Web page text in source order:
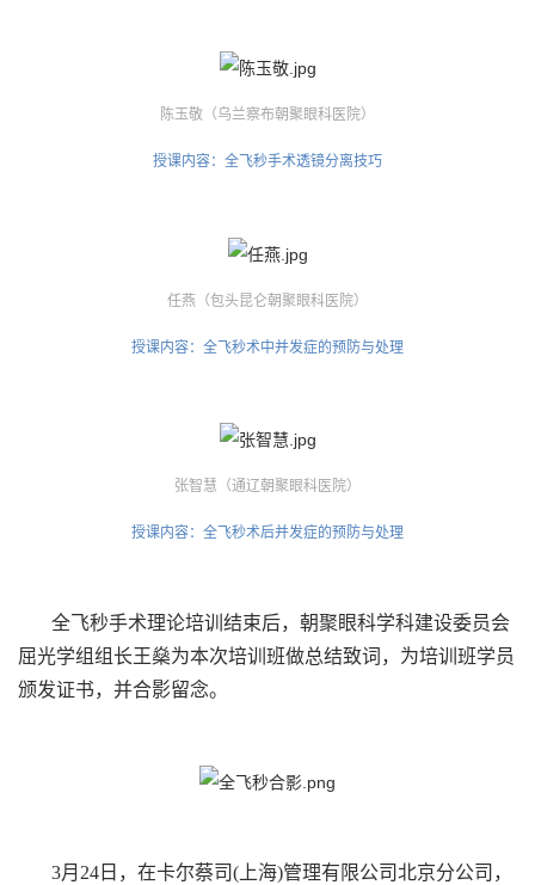
陈玉敬（乌兰察布朝聚眼科医院）
授课内容：全飞秒手术透镜分离技巧
任燕（包头昆仑朝聚眼科医院）
授课内容：全飞秒术中并发症的预防与处理
张智慧（通辽朝聚眼科医院）
授课内容：全飞秒术后并发症的预防与处理
全飞秒手术理论培训结束后，朝聚眼科学科建设委员会
屈光学组组长王燊为本次培训班做总结致词，为培训班学员
颁发证书，并合影留念。
3月24日，在卡尔蔡司(上海)管理有限公司北京分公司，